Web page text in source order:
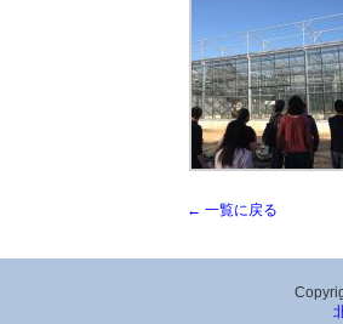
← 一覧に戻る